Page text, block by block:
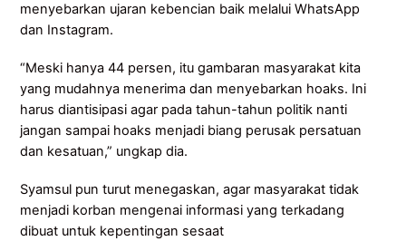
menyebarkan ujaran kebencian baik melalui WhatsApp
dan Instagram.
“Meski hanya 44 persen, itu gambaran masyarakat kita
yang mudahnya menerima dan menyebarkan hoaks. Ini
harus diantisipasi agar pada tahun-tahun politik nanti
jangan sampai hoaks menjadi biang perusak persatuan
dan kesatuan,” ungkap dia.
Syamsul pun turut menegaskan, agar masyarakat tidak
menjadi korban mengenai informasi yang terkadang
dibuat untuk kepentingan sesaat